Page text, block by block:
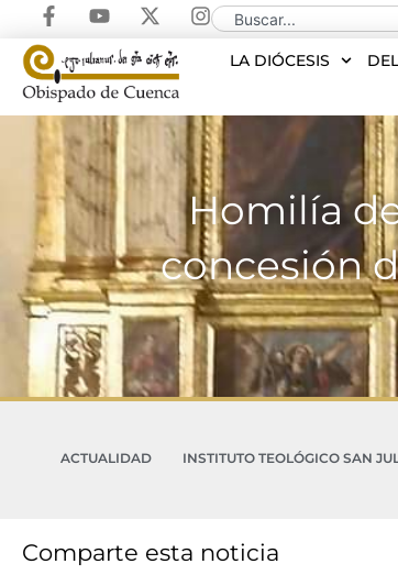
LA DIÓCESIS
Homilía
concesión
ACTUALIDAD INSTITUTO TEOLÓGICO SAN
Comparte esta noticia